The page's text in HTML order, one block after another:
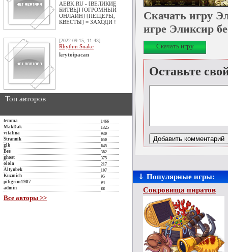
AEBK.RU - [ВЕЛИКИЕ
БИТВЫ] [ОГРОМНЫЙ
ОНЛАЙН] [ПЕЩЕРЫ,
КВЕСТЫ] = ЗАХОДИ !
[2022-09-15, 11:43]
Rhythm Snake
krytoipacan
Топ авторов
temma 1466
MakDak 1325
vitalina 930
Strannik 650
glk 645
Bee 382
ghost 375
olola 217
Altynbek 107
Kuzmich 95
piligrim1987 94
admin 88
Все авторы >>
Скачать игру
игре Эликсир
Скачать игру
Оставьте
⇓ Популярные игры:
Сокровища пиратов